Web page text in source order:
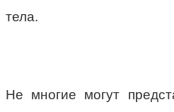
тела.
Не многие могут